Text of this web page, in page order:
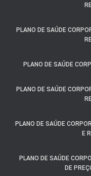
PLANO DE SAÚDE
PLANO DE SAÚDE
PLANO DE SAÚDE
PLANO DE SAÚDE
E
PLANO DE SAÚDE
DE